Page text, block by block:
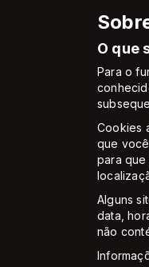
O que
Para o
Cookies
que
para que
Alguns
data,
não